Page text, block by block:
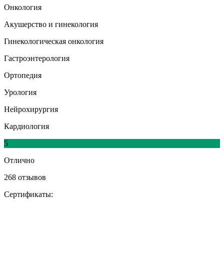
Онкология
Акушерство и гинекология
Гинекологическая онкология
Гастроэнтерология
Ортопедия
Урология
Нейрохирургия
Кардиология
5
Отлично
268 отзывов
Сертификаты: